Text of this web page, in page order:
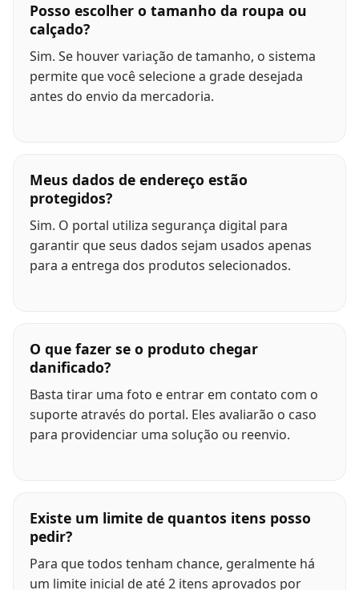
Posso escolher o tamanho da roupa ou
calçado?
Sim. Se houver variação de tamanho, o sistema
permite que você selecione a grade desejada
antes do envio da mercadoria.
Meus dados de endereço estão
protegidos?
Sim. O portal utiliza segurança digital para
garantir que seus dados sejam usados apenas
para a entrega dos produtos selecionados.
O que fazer se o produto chegar
danificado?
Basta tirar uma foto e entrar em contato com o
suporte através do portal. Eles avaliarão o caso
para providenciar uma solução ou reenvio.
Existe um limite de quantos itens posso
pedir?
Para que todos tenham chance, geralmente há
um limite inicial de até 2 itens aprovados por